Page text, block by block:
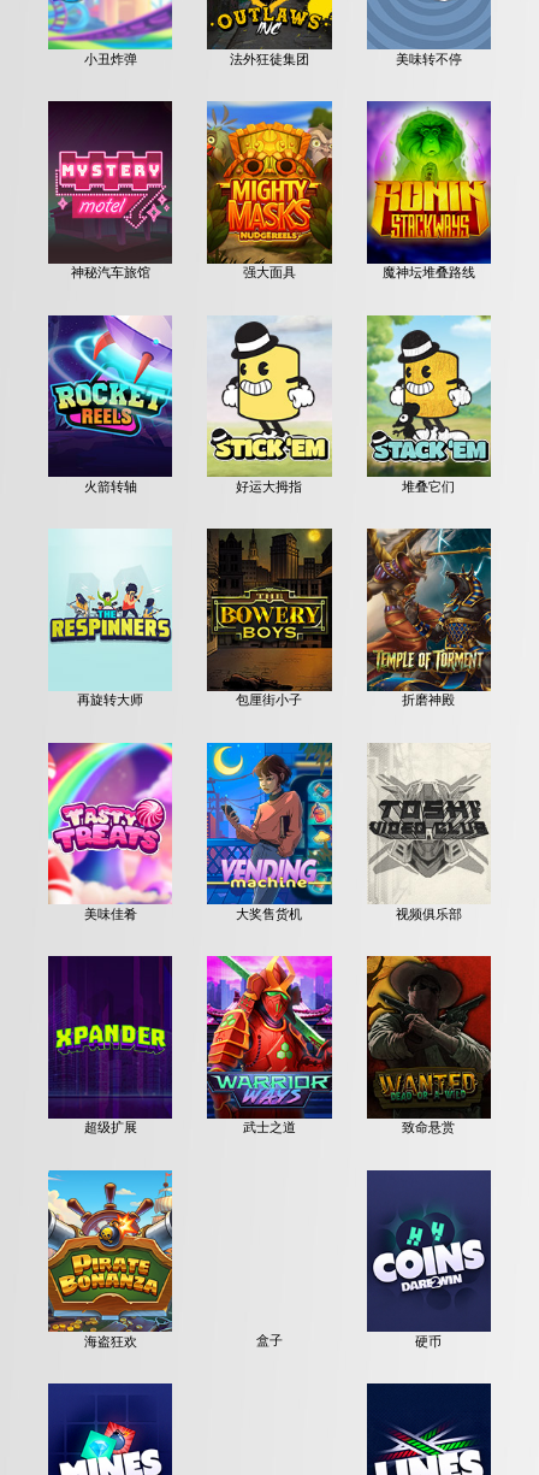
小丑炸弹 法外狂徒集团 美味转不停
神秘汽车旅馆 强大面具 魔神坛堆叠路线
火箭转轴 好运大拇指 堆叠它们
再旋转大师 包厘街小子 折磨神殿
美味佳肴 大奖售货机 视频俱乐部
超级扩展 武士之道 致命悬赏
海盗狂欢 盒子 硬币